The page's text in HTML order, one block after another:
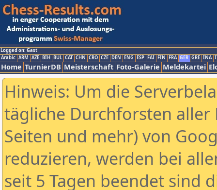
Logged on: Gast
Arabic ARM AZE BIH BUL CAT CHN CRO CZE DEN ENG ESP FAI FIN FRA GER GRE INA
Home TurnierDB Meisterschaft Foto-Galerie Meldekartei
Hinweis: Um die
tägliche Durchforsten aller
Seiten und mehr) von
reduzieren, werden bei
seit 5 Tagen beendet sind